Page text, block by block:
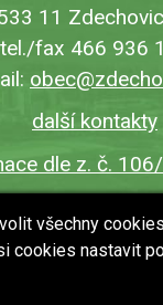
11
tel./fax 466 936
další kontakty
dle z. č.
všechny
cookies nastavit